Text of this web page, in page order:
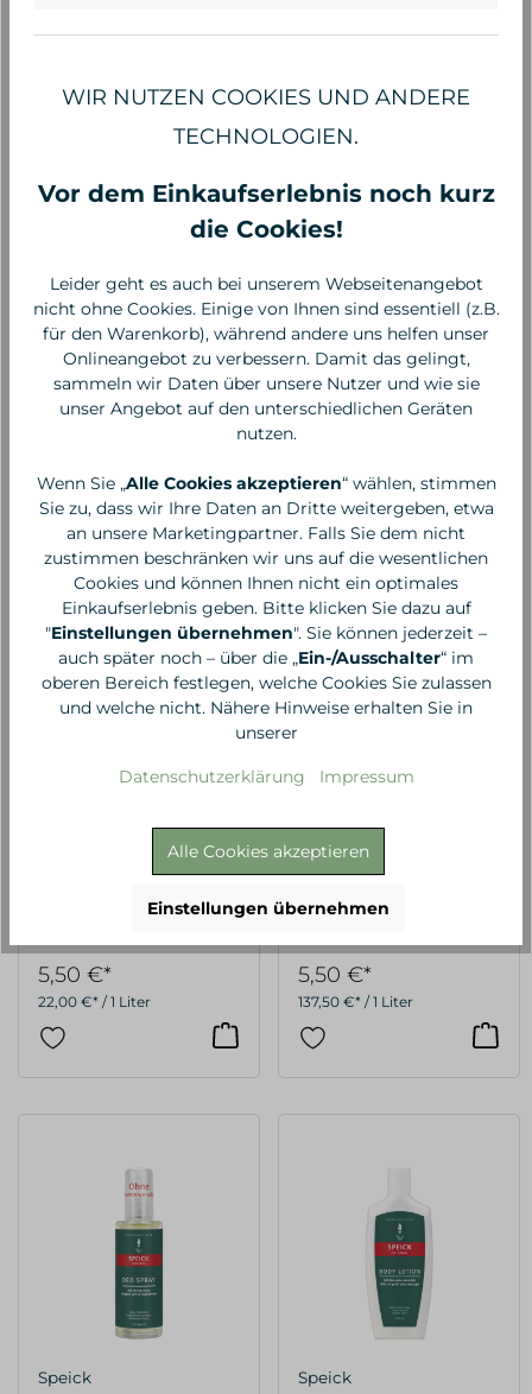
Speick
Men Rasier-Seife, 50 g
15,60 €* / 1 Kilogramm
Speick
Men Intensiv Creme, 50
ml
199,00 €* / 1 Liter
22,00 €* / 1 Liter
5,50 €*
Speick
137,50 €* / 1 Liter
5,50 €*
Speick Speick
WIR NUTZEN COOKIES UND ANDERE
TECHNOLOGIEN.
Vor dem Einkaufserlebnis noch kurz
die Cookies!
Leider geht es auch bei unserem Webseitenangebot
nicht ohne Cookies. Einige von Ihnen sind essentiell (z.B.
für den Warenkorb), während andere uns helfen unser
Onlineangebot zu verbessern. Damit das gelingt,
sammeln wir Daten über unsere Nutzer und wie sie
unser Angebot auf den unterschiedlichen Geräten
nutzen.
Wenn Sie „Alle Cookies akzeptieren“ wählen, stimmen
Sie zu, dass wir Ihre Daten an Dritte weitergeben, etwa
an unsere Marketingpartner. Falls Sie dem nicht
zustimmen beschränken wir uns auf die wesentlichen
Cookies und können Ihnen nicht ein optimales
Einkaufserlebnis geben. Bitte klicken Sie dazu auf
"Einstellungen übernehmen". Sie können jederzeit –
auch später noch – über die „Ein-/Ausschalter“ im
oberen Bereich festlegen, welche Cookies Sie zulassen
und welche nicht. Nähere Hinweise erhalten Sie in
unserer
Datenschutzerklärung Impressum
Alle Cookies akzeptieren
Einstellungen übernehmen